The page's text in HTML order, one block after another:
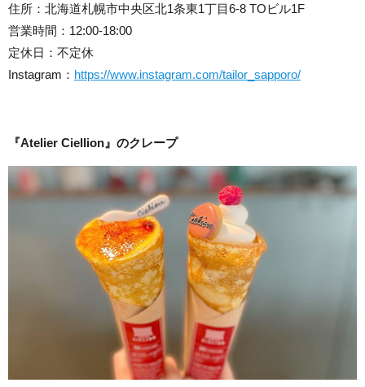
住所：北海道札幌市中央区北1条東1丁目6-8 TOビル1F
営業時間：12:00-18:00
定休日：不定休
Instagram： https://www.instagram.com/tailor_sapporo/
『Atelier Ciellion』のクレープ